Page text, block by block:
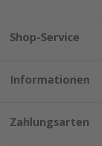
Shop-Service
Informationen
Zahlungsarten